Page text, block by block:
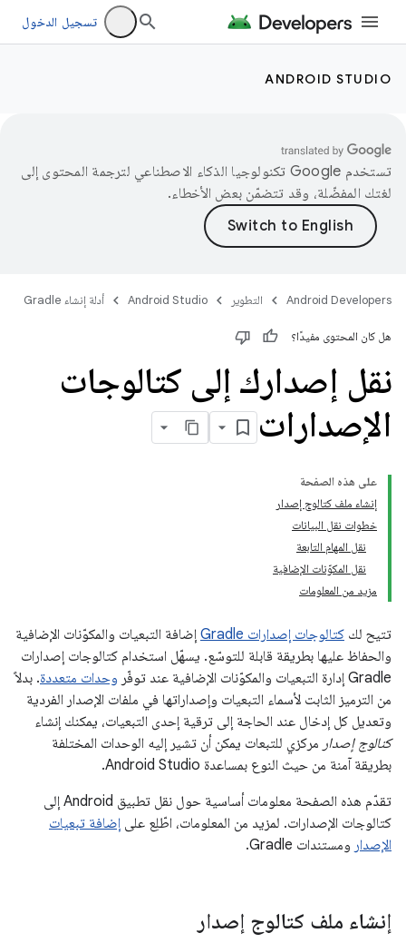
تسجيل الدخول
ANDROID STUDIO
تستخدم Google تكنولوجيا الذكاء الاصطناعي لترجمة المحتوى إلى
لغتك المفضّلة، وقد تتضمّن بعض الأخطاء.
Android Developers التطوير Android Studio أدلة إنشاء Gradle
هل كان المحتوى مفيدًا؟
نقل إصدارك إلى كتالوجات
الإصدارات
على هذه الصفحة
إنشاء ملف كتالوج إصدار
خطوات نقل البيانات
نقل المهام التابعة
نقل المكوّنات الإضافية
مزيد من المعلومات
تتيح لك كتالوجات إصدارات Gradle
إضافة التبعيات والمكوّنات الإضافية
والحفاظ عليها بطريقة قابلة للتوسّع. يسهّل استخدام كتالوجات إصدارات
Gradle إدارة التبعيات والمكوّنات الإضافية عند توفّر
وحدات متعددة. بدلاً
من الترميز الثابت لأسماء التبعيات وإصداراتها في ملفات الإصدار الفردية
وتعديل كل إدخال عند الحاجة إلى ترقية إحدى التبعيات، يمكنك إنشاء
كتالوج إصدار مركزي للتبعات يمكن أن تشير إليه الوحدات المختلفة
بطريقة آمنة من حيث النوع بمساعدة Android Studio.
تقدّم هذه الصفحة معلومات أساسية حول نقل تطبيق Android إلى
كتالوجات الإصدارات. لمزيد من المعلومات، اطّلِع على إضافة تبعيات
الإصدار ومستندات Gradle.
إنشاء ملف كتالوج إصدار